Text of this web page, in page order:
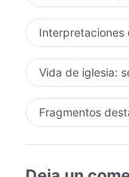
¡Y nunca más
III
¿Quién en la
Al descender a
Interpretaciones
Vida de iglesia:
Fragmentos